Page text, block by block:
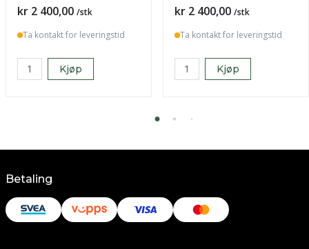
Pris
kr 2 400,00 /stk
Ta kontakt for leveringstid
Kjøp
Pris
kr 2 400,00 /stk
Ta kontakt for leveringstid
Kjøp
Betaling